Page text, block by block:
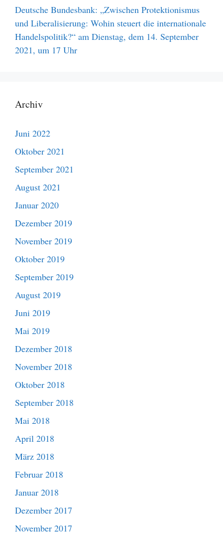
Deutsche Bundesbank: „Zwischen Protektionismus
und Liberalisierung: Wohin steuert die internationale
Handelspolitik?“ am Dienstag, dem 14. September
2021, um 17 Uhr
Archiv
Juni 2022
Oktober 2021
September 2021
August 2021
Januar 2020
Dezember 2019
November 2019
Oktober 2019
September 2019
August 2019
Juni 2019
Mai 2019
Dezember 2018
November 2018
Oktober 2018
September 2018
Mai 2018
April 2018
März 2018
Februar 2018
Januar 2018
Dezember 2017
November 2017